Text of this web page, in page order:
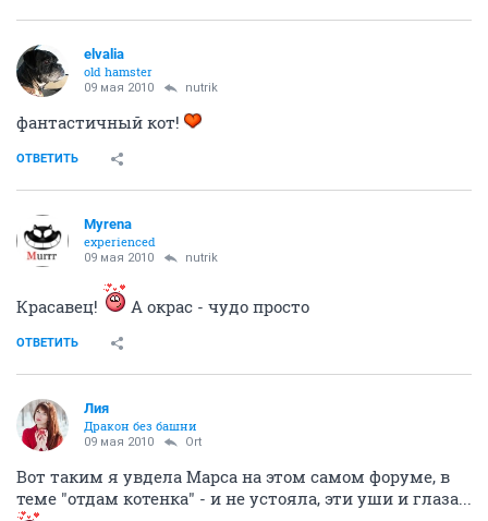
elvalia
old hamster
09 мая 2010 nutrik
фантастичный кот!
ОТВЕТИТЬ
Myrena
experienced
09 мая 2010 nutrik
Красавец! А окрас - чудо просто
ОТВЕТИТЬ
Лия
Дракон без башни
09 мая 2010 Ort
Вот таким я увдела Марса на этом самом форуме, в
теме "отдам котенка" - и не устояла, эти уши и глаза...